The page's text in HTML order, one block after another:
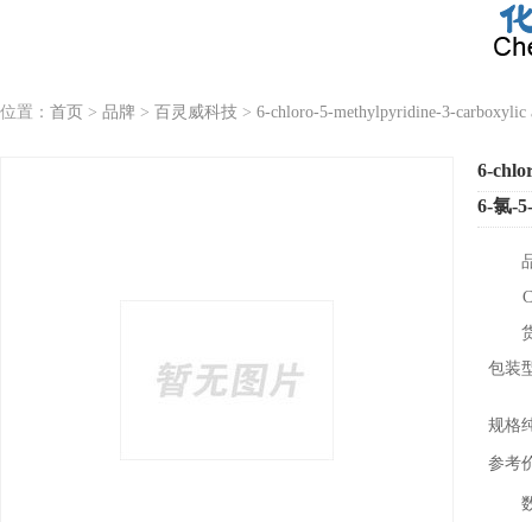
位置： 首页 > 品牌 > 百灵威科技 > 6-chloro-5-methylpyridine-3-carboxylic
6-
6-氯-
包装
规格
参考